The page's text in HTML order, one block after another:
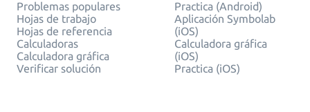
Problemas populares
Hojas de trabajo
Hojas de referencia
Calculadoras
Calculadora gráfica
Verificar solución
Practica (Android)
Aplicación Symbolab
(iOS)
Calculadora gráfica
(iOS)
Practica (iOS)